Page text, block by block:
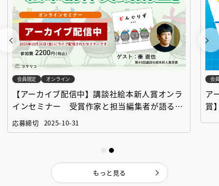
会員限定 オンライン
【アーカイブ配信中】講談社絵本新人賞オンラ
インセミナー 受賞作家と担当編集者が語る
「絵本創作実践講座」
応募締切 2025-10-31
会
ア
賞
もっと見る